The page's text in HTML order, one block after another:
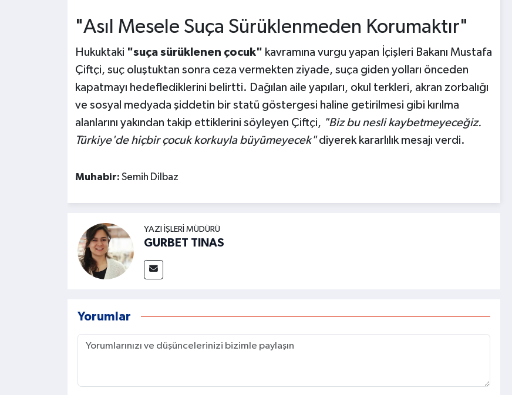
"Asıl Mesele Suça Sürüklenmeden Korumaktır"
Hukuktaki "suça sürüklenen çocuk" kavramına vurgu yapan İçişleri Bakanı Mustafa
Çiftçi, suç oluştuktan sonra ceza vermekten ziyade, suça giden yolları önceden
kapatmayı hedeflediklerini belirtti. Dağılan aile yapıları, okul terkleri, akran zorbalığı
ve sosyal medyada şiddetin bir statü göstergesi haline getirilmesi gibi kırılma
alanlarını yakından takip ettiklerini söyleyen Çiftçi, "Biz bu nesli kaybetmeyeceğiz.
Türkiye'de hiçbir çocuk korkuyla büyümeyecek"diyerek kararlılık mesajı verdi.
Muhabir: Semih Dilbaz
YAZI İŞLERI MÜDÜRÜ
GURBET TINAS
Yorumlar